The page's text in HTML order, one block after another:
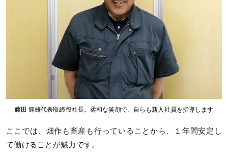
藤田 輝雄代表取締役社長。柔和な笑顔で、自らも新入社員を指導します
ここでは、畑作も畜産も行っていることから、１年間安定し
て働けることが魅力です。